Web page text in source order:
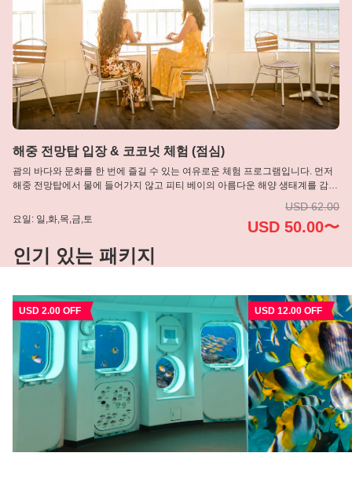
해중 전망탑 입장 & 코코넛 체험 (점심)
괌의 바다와 문화를 한 번에 즐길 수 있는 여유로운 체험 프로그램입니다. 먼저
해중 전망탑에서 물에 들어가지 않고 피티 베이의 아름다운 해양 생태계를 감상
‘생명의 나무’로 불리는 코코넛을 직접 열어보고 신선한 주스와 전통적인 가공
요일: 일,화,목,금,토
USD 62.00
USD 50.00〜
인기 있는 패키지
USD 2.00 OFF USD 12.00 OFF